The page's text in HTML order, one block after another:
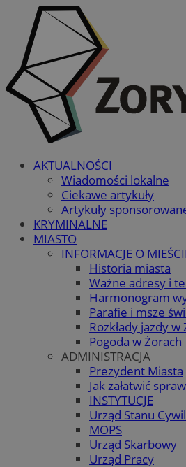
AKTUALNOŚCI
Wiadomości lokalne
Ciekawe artykuły
Artykuły
KRYMINALNE
MIASTO
INFORMACJE O
Historia miasta
Ważne adresy i
Harmonogram
Parafie i msze
Rozkłady jazdy w
Pogoda w Żorach
ADMINISTRACJA
Prezydent Miasta
Jak załatwić
INSTYTUCJE
Urząd Stanu
MOPS
Urząd Skarbowy
Urząd Pracy